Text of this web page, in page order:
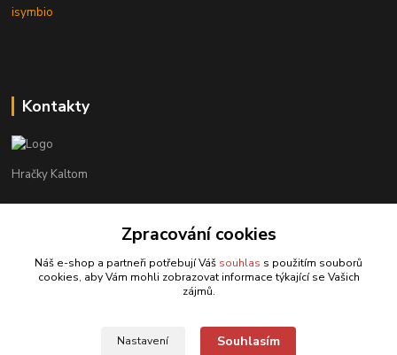
isymbio
Kontakty
Hračky Kaltom
+420 777 538 008
hrackykaltom@gmail.com
Zpracování cookies
Náš e-shop a partneři potřebují Váš souhlas s použitím souborů
cookies, aby Vám mohli zobrazovat informace týkající se Vašich
zájmů.
Nastavení Souhlasím